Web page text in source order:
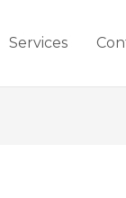
Services